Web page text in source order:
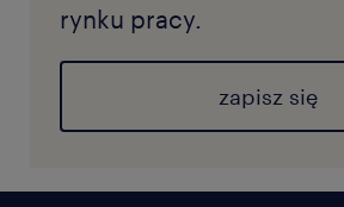
rynku pracy.
zapisz się